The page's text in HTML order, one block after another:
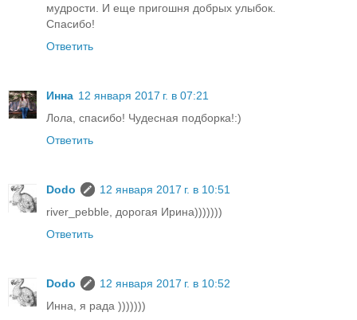
мудрости. И еще пригошня добрых улыбок.
Спасибо!
Ответить
Инна 12 января 2017 г. в 07:21
Лола, спасибо! Чудесная подборка!:)
Ответить
Dodo
12 января 2017 г. в 10:51
river_pebble, дорогая Ирина)))))))
Ответить
Dodo
12 января 2017 г. в 10:52
Инна, я рада )))))))